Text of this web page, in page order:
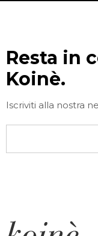
Resta in
Koinè.
Iscriviti alla nostra